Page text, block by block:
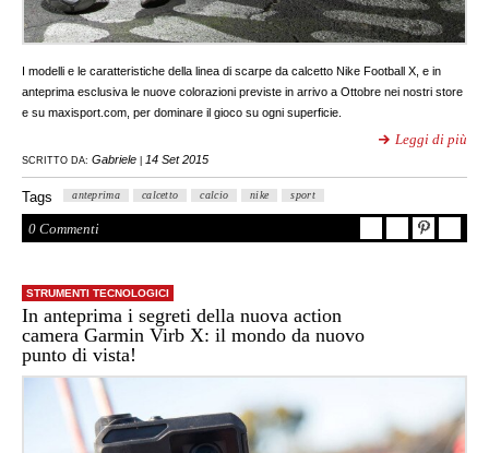
I modelli e le caratteristiche della linea di scarpe da calcetto Nike Football X, e in
anteprima esclusiva le nuove colorazioni previste in arrivo a Ottobre nei nostri store
e su maxisport.com, per dominare il gioco su ogni superficie.
Leggi di più
SCRITTO DA: Gabriele 14 Set 2015
Tags anteprima calcetto calcio nike sport
0 Commenti
STRUMENTI TECNOLOGICI
In anteprima i segreti della nuova action
camera Garmin Virb X: il mondo da nuovo
punto di vista!